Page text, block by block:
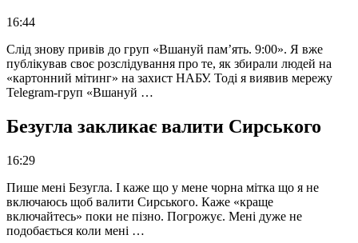
16:44
Слід знову привів до груп «Вшануй пам’ять. 9:00». Я вже
публікував своє розслідування про те, як збирали людей на
«картонний мітинг» на захист НАБУ. Тоді я виявив мережу
Telegram-груп «Вшануй …
Безугла закликає валити Сирського
16:29
Пише мені Безугла. І каже що у мене чорна мітка що я не
включаюсь щоб валити Сирського. Каже «краще
включайтесь» поки не пізно. Погрожує. Мені дуже не
подобається коли мені …